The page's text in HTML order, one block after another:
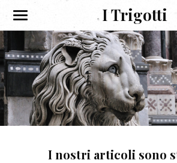
I Trigotti
I nostri articoli sono